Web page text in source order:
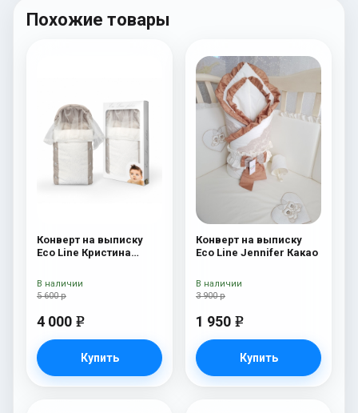
Похожие товары
Конверт на выписку
Eco Line Кристина
5 600 р
4 000 e
Купить
В наличии
Конверт на выписку
Eco Line Jennifer Какао
3 900 р
1 950 e
Купить
В наличии